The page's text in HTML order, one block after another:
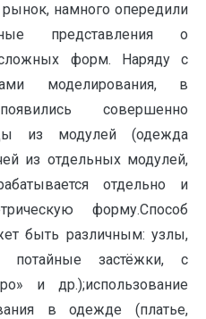
намного опередили
представления о
форм. Наряду с
моделирования, в
совершенно
из модулей (одежда
из отдельных модулей,
отдельно и
форму.Способ
быть различным: узлы,
потайные застёжки, с
и др.);использование
в одежде (платье,